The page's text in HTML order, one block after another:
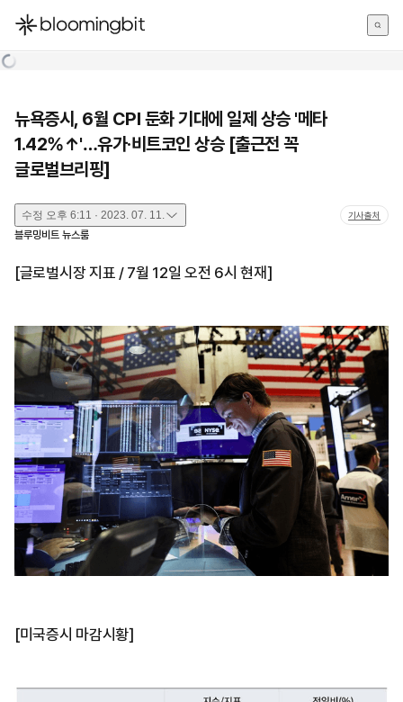
한국어
뉴욕증시, 6월 CPI 둔화 기대에 일제 상승 '메타
1.42%↑'…유가·비트코인 상승 [출근전 꼭
글로벌브리핑]
수정 오후 6:11 · 2023. 07. 11. 기사출처
블루밍비트 뉴스룸
[글로벌시장 지표 / 7월 12일 오전 6시 현재]
[미국증시 마감시황]